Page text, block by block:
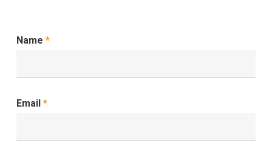
Name *
Email *